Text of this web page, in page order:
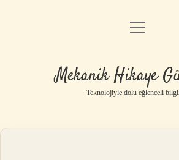
Anasayfa
Yasal Uyarı
menüyü
Mekanik Hikaye
Teknolojiyle dolu eğlenceli